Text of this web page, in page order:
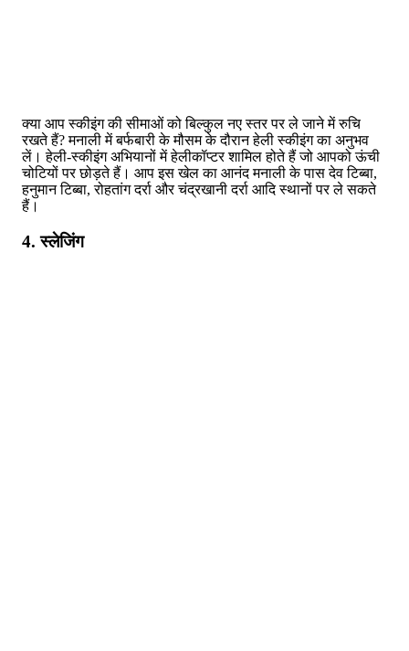
क्या आप स्कीइंग की सीमाओं को बिल्कुल नए स्तर पर ले जाने में रुचि
रखते हैं? मनाली में बर्फबारी के मौसम के दौरान हेली स्कीइंग का अनुभव
लें। हेली-स्कीइंग अभियानों में हेलीकॉप्टर शामिल होते हैं जो आपको ऊंची
चोटियों पर छोड़ते हैं। आप इस खेल का आनंद मनाली के पास देव टिब्बा,
हनुमान टिब्बा, रोहतांग दर्रा और चंद्रखानी दर्रा आदि स्थानों पर ले सकते
हैं।
4. स्लेजिंग